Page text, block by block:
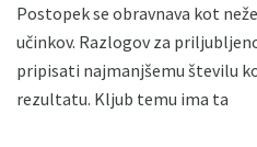
Postopek se obravnava kot
učinkov. Razlogov za
pripisati najmanjšemu številu
rezultatu. Kljub temu ima ta